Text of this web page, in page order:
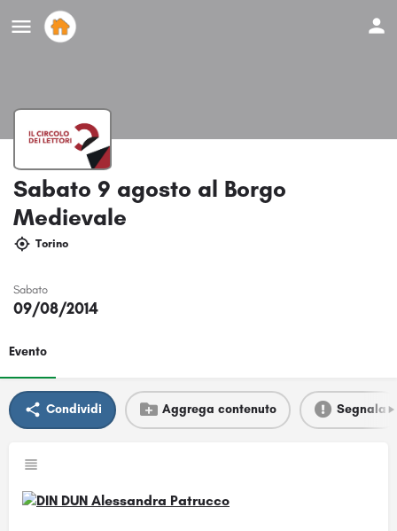
Sabato 9 agosto al Borgo
Medievale
Torino
Sabato
09/08/2014
Evento
Condividi Aggrega contenuto Segnala